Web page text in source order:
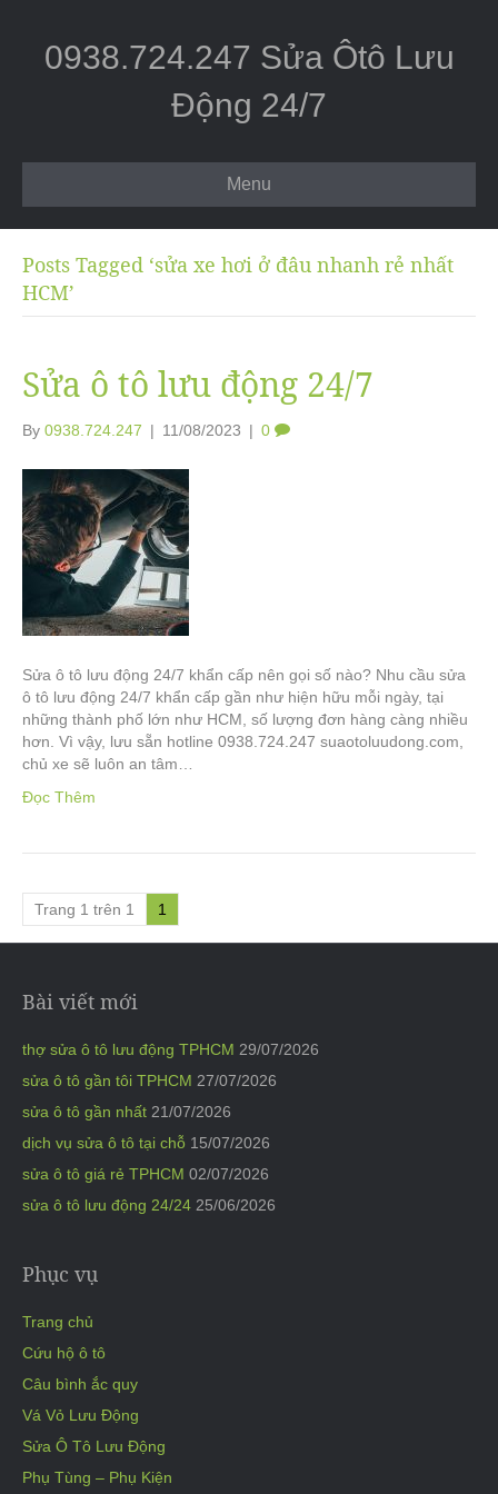
0938.724.247 Sửa Ôtô Lưu
Động 24/7
Menu
Posts Tagged ‘sửa xe hơi ở đâu nhanh rẻ nhất
HCM’
Sửa ô tô lưu động 24/7
By 0938.724.247 | 11/08/2023 | 0
Sửa ô tô lưu động 24/7 khẩn cấp nên gọi số nào? Nhu cầu sửa
ô tô lưu động 24/7 khẩn cấp gần như hiện hữu mỗi ngày, tại
những thành phố lớn như HCM, số lượng đơn hàng càng nhiều
hơn. Vì vậy, lưu sẵn hotline 0938.724.247 suaotoluudong.com,
chủ xe sẽ luôn an tâm…
Đọc Thêm
Trang 1 trên 1 1
Bài viết mới
thợ sửa ô tô lưu động TPHCM 29/07/2026
sửa ô tô gần tôi TPHCM 27/07/2026
sửa ô tô gần nhất 21/07/2026
dịch vụ sửa ô tô tại chỗ 15/07/2026
sửa ô tô giá rẻ TPHCM 02/07/2026
sửa ô tô lưu động 24/24 25/06/2026
Phục vụ
Trang chủ
Cứu hộ ô tô
Câu bình ắc quy
Vá Vỏ Lưu Động
Sửa Ô Tô Lưu Động
Phụ Tùng – Phụ Kiện